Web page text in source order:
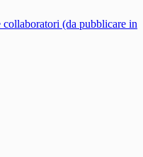
collaboratori (da pubblicare in